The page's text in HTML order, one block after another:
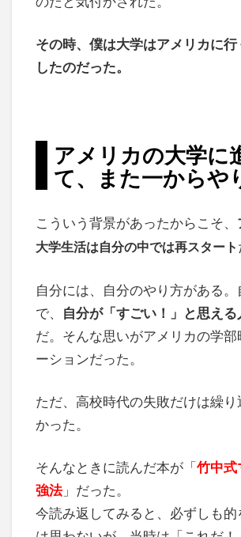
その時、僕は大学はアメリカに
したのだった。
アメリカの大学に
て、また一からや
こういう背景があったからこそ、
大学生活は自分の中では再スタート
自分には、自分のやり方がある
で、
自分が「すごい！」と思え
だ。そんな思いがアメリカの学
ーションだった。
ただ、高校時代の失敗だけは繰り
かった。
そんなときに読んだ本が「竹中式
強法」だった。
今読み返してみると、必ずしも的